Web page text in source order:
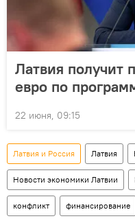
Латвия получит
евро по
22 июня, 09:15
Латвия и Россия Латвия
Новости экономики Латвии
конфликт финансирование